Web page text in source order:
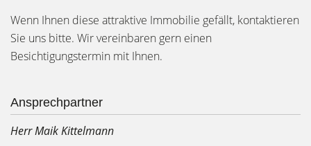
Wenn Ihnen diese attraktive Immobilie gefällt, kontaktieren
Sie uns bitte. Wir vereinbaren gern einen
Besichtigungstermin mit Ihnen.
Ansprechpartner
Herr Maik Kittelmann